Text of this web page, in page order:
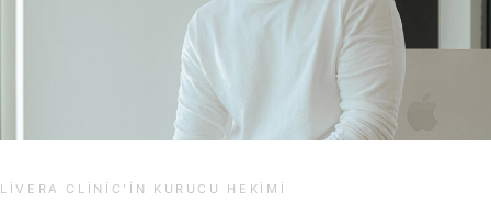
LIVERA CLINIC'IN KURUCU HEKIMI